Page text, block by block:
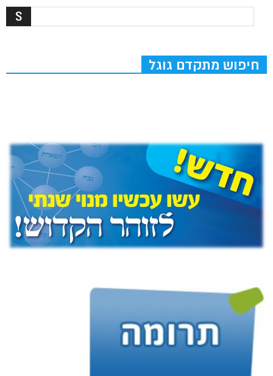
חיפוש מתקדם גוגל